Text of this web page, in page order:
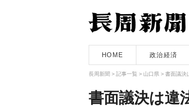
HOME 政治経済
長周新聞 > 記事一覧 > 山口県 > 書面議決
書面議決は違